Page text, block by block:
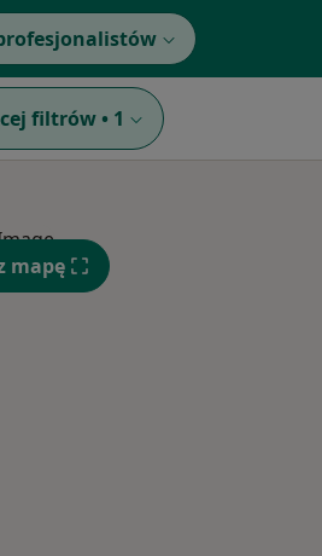
filtrów • 1
mapę